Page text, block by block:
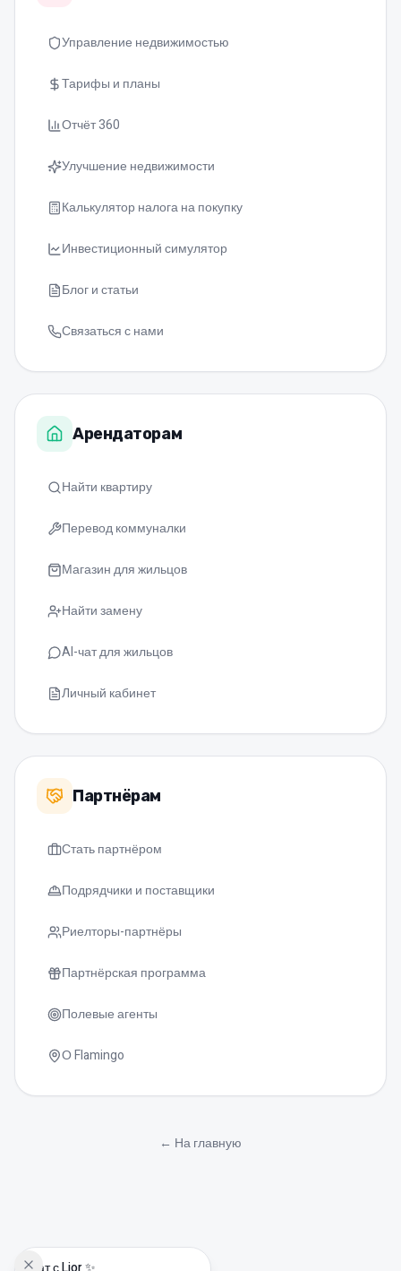
Управление недвижимостью
Тарифы и планы
Отчёт 360
Улучшение недвижимости
Калькулятор налога на покупку
Инвестиционный симулятор
Блог и статьи
Связаться с нами
Арендаторам
Найти квартиру
Перевод коммуналки
Магазин для жильцов
Найти замену
AI-чат для жильцов
Личный кабинет
Партнёрам
Стать партнёром
Подрядчики и поставщики
Риелторы-партнёры
Партнёрская программа
Полевые агенты
О Flamingo
← На главную